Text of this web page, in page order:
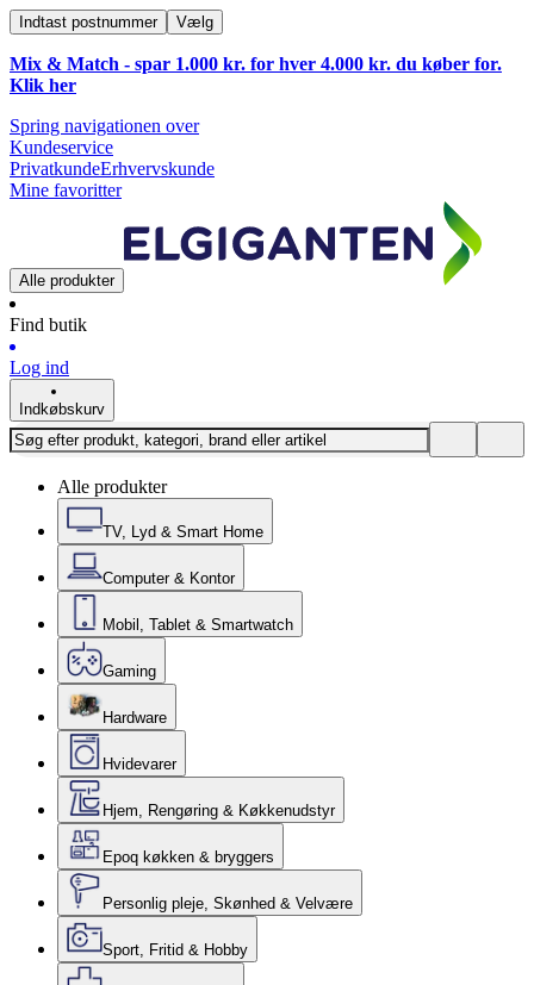
Indtast postnummer Vælg
Mix & Match - spar 1.000 kr. for hver 4.000 kr. du køber for.
Klik her
Spring navigationen over
Kundeservice
PrivatkundeErhvervskunde
Mine favoritter
Alle produkter
Find butik
Log ind
Indkøbskurv
Alle produkter
TV, Lyd & Smart Home
Computer & Kontor
Mobil, Tablet & Smartwatch
Gaming
Hardware
Hvidevarer
Hjem, Rengøring & Køkkenudstyr
Epoq køkken & bryggers
Personlig pleje, Skønhed & Velvære
Sport, Fritid & Hobby